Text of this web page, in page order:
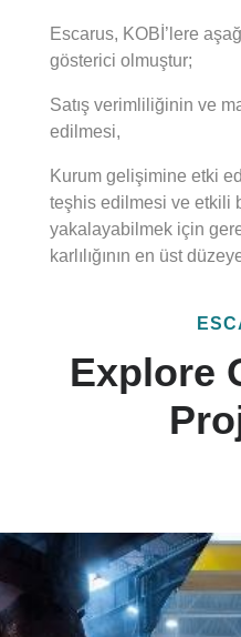
Escarus, KOBİ’lere
gösterici olmuştur;
Satış verimliliğinin ve
edilmesi,
Kurum gelişimine etki
teşhis edilmesi ve etkili
yakalayabilmek için
karlılığının en üst
Explore